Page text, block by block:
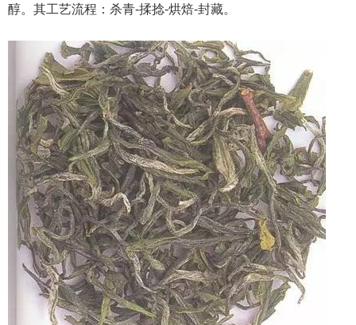
醇。其工艺流程：杀青-揉捻-烘焙-封藏。